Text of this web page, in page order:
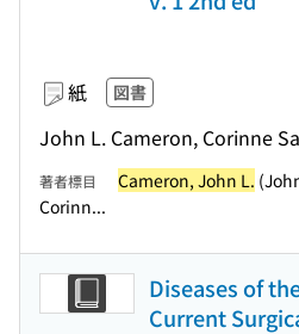
紙 図書
John L. Cameron, Corinne
著者標目 Cameron, John L.
Corinn...
Diseases of
Current